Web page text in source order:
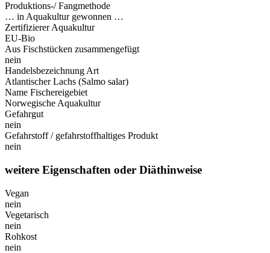
Produktions-/ Fangmethode
… in Aquakultur gewonnen …
Zertifizierer Aquakultur
EU-Bio
Aus Fischstücken zusammengefügt
nein
Handelsbezeichnung Art
Atlantischer Lachs (Salmo salar)
Name Fischereigebiet
Norwegische Aquakultur
Gefahrgut
nein
Gefahrstoff / gefahrstoffhaltiges Produkt
nein
weitere Eigenschaften oder Diäthinweise
Vegan
nein
Vegetarisch
nein
Rohkost
nein